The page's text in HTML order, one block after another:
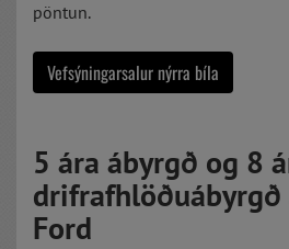
pöntun.
Vefsýningarsalur nýrra bíla
5 ára ábyrgð og 8
drifrafhlöðuábyrgð
Ford